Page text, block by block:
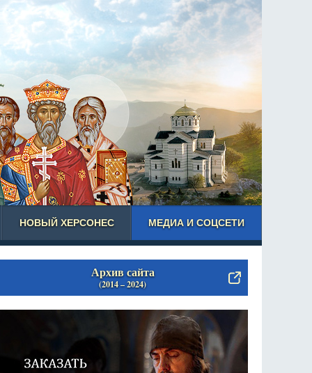
НОВЫЙ ХЕРСОНЕС МЕДИА И СОЦСЕТИ
Архив сайта
(2014 – 2024)